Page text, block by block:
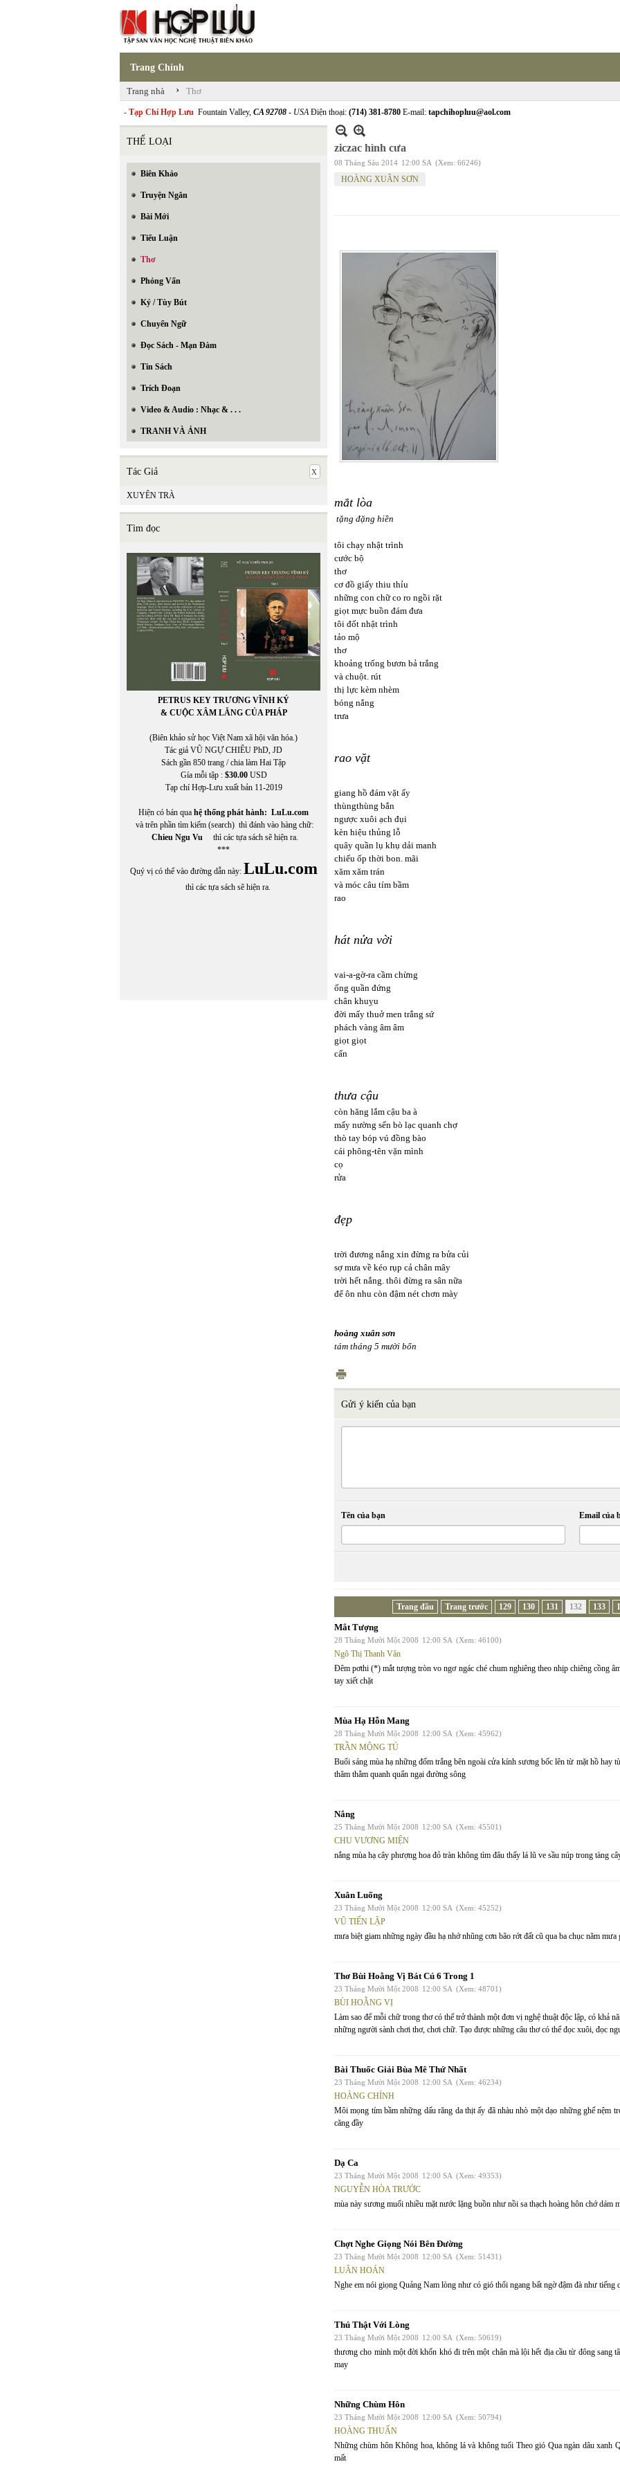
Trang Chính
Trang nhà › Thơ
- Tạp Chí Hợp Lưu Fountain Valley, CA 92708 - USAĐiện thoại: (714) 381-8780 E-mail: tapchihopluu@aol.com
THỂ LOẠI
Biên Khảo
Truyện Ngắn
Bài Mới
Tiểu Luận
Thơ
Phỏng Vấn
Ký / Tùy Bút
Chuyển Ngữ
Đọc Sách - Mạn Đàm
Tin Sách
Trích Đoạn
Video & Audio : Nhạc & . . .
TRANH VÀ ẢNH
Tác Giả
XUYÊN TRÀ
Tìm đọc
PETRUS KEY TRƯƠNG VĨNH KÝ
& CUỘC XÂM LĂNG CỦA PHÁP
(Biên khảo sử học Việt Nam xã hội văn hóa.)
Tác giả VŨ NGỰ CHIÊU PhD, JD
Sách gần 850 trang / chia làm Hai Tập
Gía mỗi tập : $30.00USD
Tạp chí Hợp-Lưu xuất bản 11-2019
Hiện có bán qua hệ thống phát hành: LuLu.com
và trên phần tìm kiếm (search) thì đánh vào hàng chữ:
Chieu Ngu Vu thì các tựa sách sẽ hiện ra.
***
Quý vị có thể vào đường dẫn này: LuLu.com
thì các tựa sách sẽ hiện ra.
ziczac hình cưa
08 Tháng Sáu 2014 12:00 SA (Xem: 66246)
HOÀNG XUÂN SƠN
mắt lòa
tặng đặng hiền
tôi chạy nhật trình
cước bộ
thơ
cơ đồ giấy thiu thỉu
những con chữ co ro ngồi rặt
giọt mực buồn đám đưa
tôi đốt nhật trình
tảo mộ
thơ
khoảng trống bươn bả trắng
và chuột. rút
thị lực kèm nhèm
bóng nắng
trưa
rao vặt
giang hồ đám vặt ấy
thùngthùng bắn
ngược xuôi ạch đụi
kèn hiệu thủng lỗ
quây quần lụ khụ dải manh
chiếu ốp thời bon. mãi
xăm xăm trán
và móc câu tím bầm
rao
hát nửa vời
vai-a-gờ-ra cầm chừng
ống quần đứng
chân khuỵu
đời mấy thuở men trắng sứ
phách vàng âm âm
giọt giọt
cấn
thưa cậu
còn hăng lắm cậu ba à
mấy nường sến bò lạc quanh chợ
thò tay bóp vú đồng bào
cái phông-tên vặn mình
cọ
rửa
đẹp
trời đương nắng xin đừng ra bửa củi
sợ mưa về kéo rụp cả chân mây
trời hết nắng. thôi đừng ra sân nữa
để ôn nhu còn đậm nét chơn mày
hoàng xuân sơn
tám tháng 5 mười bốn
Gửi ý kiến của bạn
Tên của bạn Email của
Trang đầu Trang trước 129 130 131 132 133
Mắt Tượng
28 Tháng Mười Một 2008 12:00 SA (Xem: 46100)
Ngô Thị Thanh Vân
Đêm pơthi (*) mắt tượng tròn vo ngơ ngác ché chum nghiêng theo nhịp chiêng cồng
tay xiết chặt
Mùa Hạ Hỗn Mang
28 Tháng Mười Một 2008 12:00 SA (Xem: 45962)
TRẦN MỘNG TÚ
Buổi sáng mùa hạ những đốm trắng bên ngoài cửa kính sương bốc lên từ mặt hồ
thăm thẳm quanh quẩn ngại đường sông
Nắng
25 Tháng Mười Một 2008 12:00 SA (Xem: 45501)
CHU VƯƠNG MIỆN
nắng mùa hạ cây phượng hoa đỏ tràn không tìm đâu thấy lá lũ ve sầu núp trong tàng
Xuân Luống
23 Tháng Mười Một 2008 12:00 SA (Xem: 45252)
VŨ TIẾN LẬP
mưa biệt giam những ngày đầu hạ nhớ nhũng cơn bão rớt đất cũ qua ba chục năm
Thơ Bùi Hoằng Vị Bát Cú 6 Trong 1
23 Tháng Mười Một 2008 12:00 SA (Xem: 48701)
BÙI HOẰNG VỊ
Làm sao để mỗi chữ trong thơ có thể trở thành một đơn vị nghệ thuật độc lập, có khả
những người sành chơi thơ, chơi chữ. Tạo được những câu thơ có thể đọc xuôi, đọc
Bài Thuốc Giải Bùa Mê Thứ Nhất
23 Tháng Mười Một 2008 12:00 SA (Xem: 46234)
HOÀNG CHÍNH
Môi mọng tím bầm những dấu răng da thịt ấy đã nhàu nhò một dạo những ghế nệm
căng đầy
Dạ Ca
23 Tháng Mười Một 2008 12:00 SA (Xem: 49353)
NGUYỄN HÒA TRƯỚC
mùa này sương muối nhiều mặt nước lặng buồn như nồi sa thạch hoàng hôn chớ dám
Chợt Nghe Giọng Nói Bên Đường
23 Tháng Mười Một 2008 12:00 SA (Xem: 51431)
LUÂN HOÁN
Nghe em nói giọng Quảng Nam lòng như có gió thổi ngang bất ngờ đậm đà như
Thú Thật Với Lòng
23 Tháng Mười Một 2008 12:00 SA (Xem: 50619)
thương cho mình một đời khốn khó đi trên một chân mà lội hết địa cầu từ đông sang
may
Những Chùm Hôn
23 Tháng Mười Một 2008 12:00 SA (Xem: 50794)
HOÀNG THUẤN
Những chùm hôn Không hoa, không lá và không tuổi Theo gió Qua ngàn dâu xanh
mất